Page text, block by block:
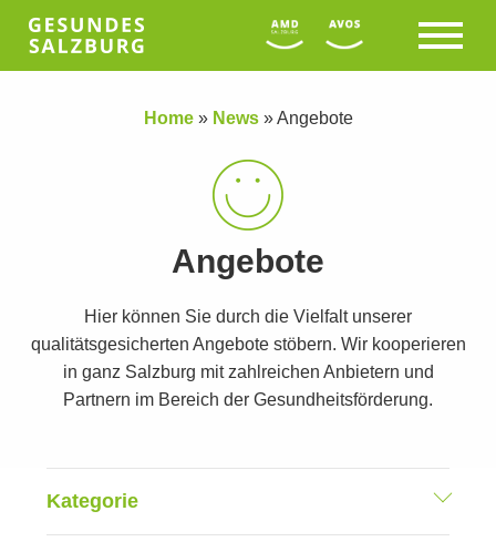
Home» News»Angebote
Angebote
Hier können Sie durch die Vielfalt unserer
qualitätsgesicherten Angebote stöbern. Wir kooperieren
in ganz Salzburg mit zahlreichen Anbietern und
Partnern im Bereich der Gesundheitsförderung.
Kategorie